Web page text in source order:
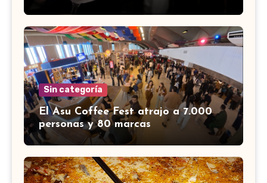
Sin categoría
El Asu Coffee Fest atrajo a 7.000
personas y 80 marcas